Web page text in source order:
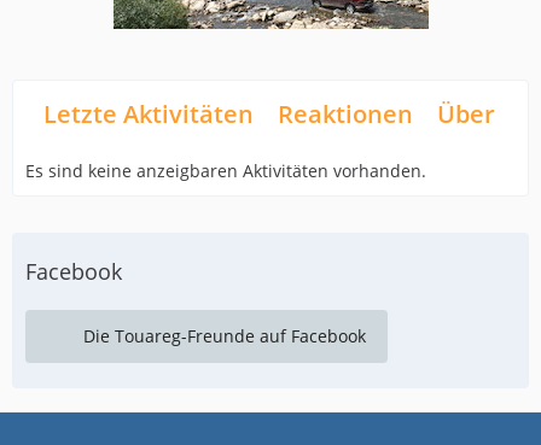
Letzte Aktivitäten Reaktionen Über
Es sind keine anzeigbaren Aktivitäten vorhanden.
Facebook
Die Touareg-Freunde auf Facebook